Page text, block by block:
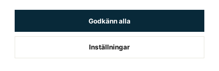
Bäddkompaniet © 2026 Alla rättigheter reserverade
Org.nr 559261-4985
Godkänn alla
Inställningar